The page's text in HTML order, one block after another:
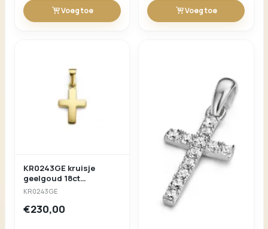
Voeg toe Voeg toe
KR0243GE kruisje
geelgoud 18ct
16x10.5mm
KR0243GE
€230,00